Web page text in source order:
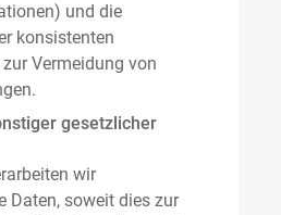
und die
konsistenten
Vermeidung von
gesetzlicher
wir
Daten, soweit dies zur